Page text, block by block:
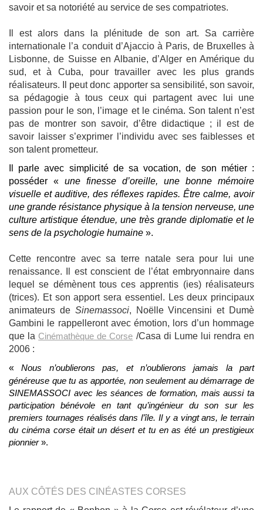
savoir et sa notoriété au service de ses compatriotes.
Il est alors dans la plénitude de son art. Sa carrière
internationale l’a conduit d’Ajaccio à Paris, de Bruxelles à
Lisbonne, de Suisse en Albanie, d’Alger en Amérique du
sud, et à Cuba, pour travailler avec les plus grands
réalisateurs. Il peut donc apporter sa sensibilité, son savoir,
sa pédagogie à tous ceux qui partagent avec lui une
passion pour le son, l’image et le cinéma. Son talent n’est
pas de montrer son savoir, d’être didactique ; il est de
savoir laisser s’exprimer l’individu avec ses faiblesses et
son talent prometteur.
Il parle avec simplicité de sa vocation, de son métier :
posséder « une finesse d’oreille, une bonne mémoire
visuelle et auditive, des réflexes rapides. Être calme, avoir
une grande résistance physique à la tension nerveuse, une
culture artistique étendue, une très grande diplomatie et le
sens de la psychologie humaine ».
Cette rencontre avec sa terre natale sera pour lui une
renaissance. Il est conscient de l’état embryonnaire dans
lequel se démènent tous ces apprentis (ies) réalisateurs
(trices). Et son apport sera essentiel. Les deux principaux
animateurs de Sinemassoci, Noëlle Vincensini et Dumè
Gambini le rappelleront avec émotion, lors d’un hommage
que la Cinémathèque de Corse /Casa di Lume lui rendra en
2006 :
«Nous n’oublierons pas, et n’oublierons jamais la part
généreuse que tu as apportée, non seulement au démarrage de
SINEMASSOCI avec les séances de formation, mais aussi ta
participation bénévole en tant qu’ingénieur du son sur les
premiers tournages réalisés dans l’île. Il y a vingt ans, le terrain
du cinéma corse était un désert et tu en as été un prestigieux
pionnier».
AUX CÔTÉS DES CINÉASTES CORSES